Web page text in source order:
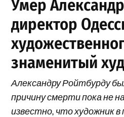
Умер
директор
знаменитый
Александру Ройтбурду
причину смерти пока не
известно, что художник в